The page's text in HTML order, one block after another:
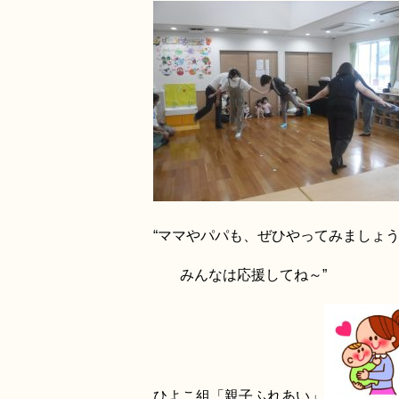
“ママやパパも、ぜひやってみましょ
みんなは応援してね～”